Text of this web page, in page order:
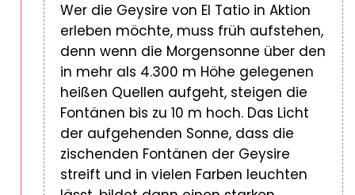
Wer die Geysire von El Tatio in Aktion
erleben möchte, muss früh aufstehen,
denn wenn die Morgensonne über den
in mehr als 4.300 m Höhe gelegenen
heißen Quellen aufgeht, steigen die
Fontänen bis zu 10 m hoch. Das Licht
der aufgehenden Sonne, dass die
zischenden Fontänen der Geysire
streift und in vielen Farben leuchten